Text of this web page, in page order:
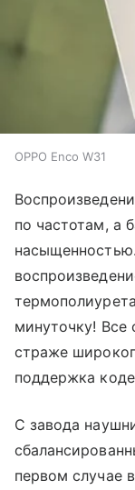
OPPO Enco W31
по частотам, а
минуточку! Все
страже
поддержка
С завода
первом случае